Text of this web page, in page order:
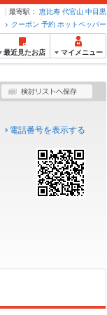
最寄駅： 恵比寿 代官山 中目黒
クーポン 予約 ホットペッパー
最近見たお店 マイメニュー
電話番号を表示する